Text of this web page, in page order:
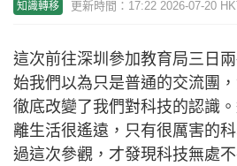
知識轉移 更新時間：17:22 2026-07-20
這次前往深圳參加教育局三日
始我們以為只是普通的交流團
徹底改變了我們對科技的認識
離生活很遙遠，只有很厲害的
過這次參觀，才發現科技無處